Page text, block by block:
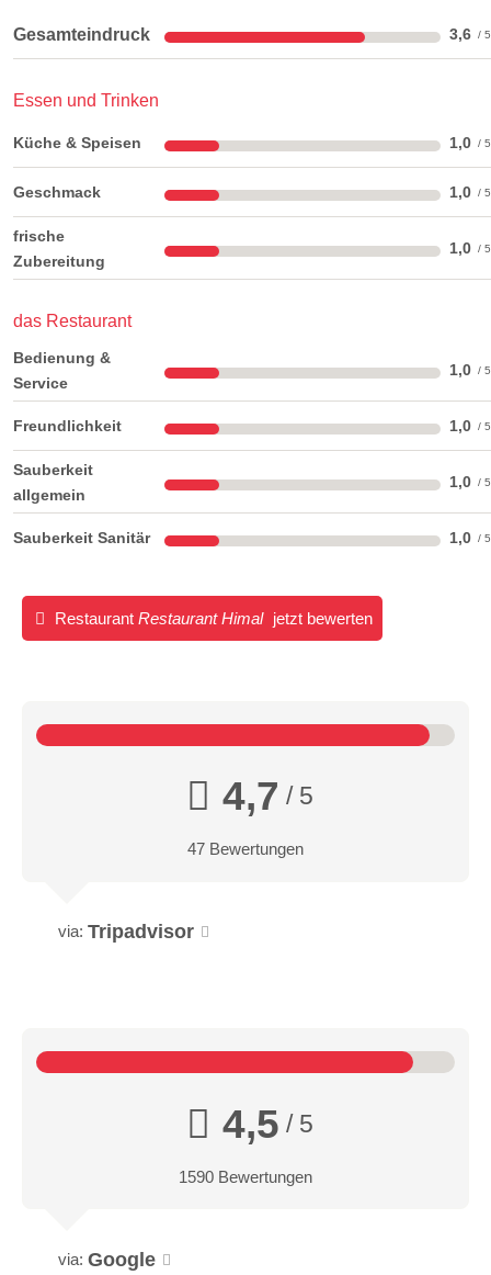
Gesamteindruck 3,6
Essen und Trinken
Küche & Speisen 1,0
Geschmack 1,0
frische
Zubereitung
1,0
das Restaurant
Bedienung &
Service
1,0
Freundlichkeit 1,0
Sauberkeit
allgemein
1,0
Sauberkeit Sanitär 1,0
Restaurant Restaurant Himal jetzt bewerten
4,7 / 5
47 Bewertungen
via: Tripadvisor
4,5 / 5
1590 Bewertungen
via: Google